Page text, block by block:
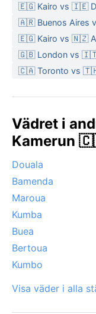
🇪🇬 Kairo vs 🇮🇪
🇦🇷 Buenos Aires
🇪🇬 Kairo vs 🇳🇿
🇬🇧 London vs
🇨🇦 Toronto vs
Vädret i
Kamerun
Douala
Bamenda
Maroua
Kumba
Buea
Bertoua
Kumbo
Visa väder i alla